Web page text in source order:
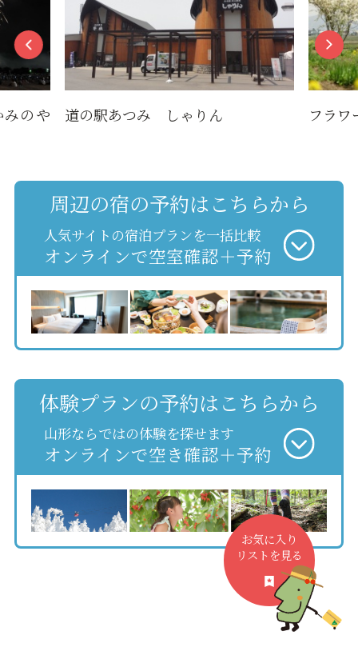
のや 道の駅あつみ しゃりん フラワ
周辺の宿の予約はこちらから
人気サイトの宿泊プランを一括比較
オンラインで空室確認＋予約
体験プランの予約はこちらから
山形ならではの体験を探せます
オンラインで空き確認＋予約
お気に入り
リストを見る